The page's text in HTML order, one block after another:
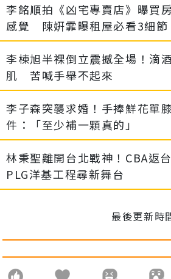
李銘順拍《凶宅專賣店》曝買
感覺 陳姸霏曝租屋必看3細節
李棟旭半裸倒立震撼全場！滴
肌 苦喊手舉不起來
李子森突襲求婚！手捧鮮花
件：「至少補一顆真的」
林秉聖離開台北戰神！CBA返
PLG洋基工程尋新舞台
最後更新